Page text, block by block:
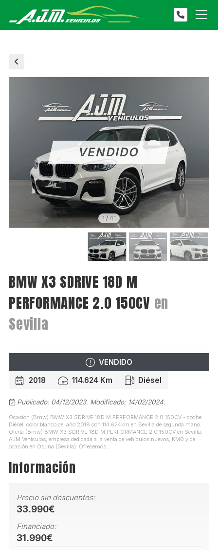
1 / 41
BMW X3 SDRIVE 18D M
PERFORMANCE 2.0 150CV en
Sevilla
VENDIDO
2018
114.624 Km Diésel
Publicado: 04/12/2023. Modificado: 14/02/2024.
Ocasión (Bmw) BMW X3 SDRIVE 18D M PERFORMANCE 2.0 150CV - coche
Diésel, color blanco del año 2018 con 114.624km en Sevilla de segunda mano.
Oferta (Bmw) BMW X3 SDRIVE 18D M PERFORMANCE 2.0 150CV en Sevilla.
AJM Vehículos, empresa dedicada a la venta de vehículos nuevos, KM0 y de
ocasión en Osuna (Sevilla). Ofrecemos...
Información
Precio sin descuentos:
33.990€
Financiado:
31.990€